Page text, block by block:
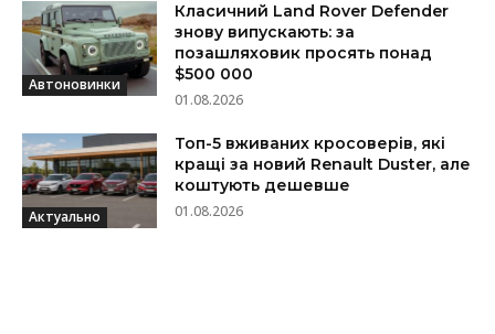
Автоновинки
Класичний Land Rover Defender
знову випускають: за
позашляховик просять понад
$500 000
01.08.2026
Актуально
Топ-5 вживаних кросоверів, які
кращі за новий Renault Duster, але
коштують дешевше
01.08.2026